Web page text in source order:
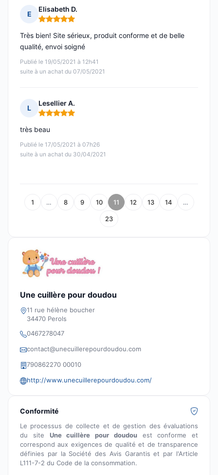
E
Elisabeth D.
Note : 5 sur 5
Publié le 19/05/2021 à 12h41
suite à un achat du 07/05/2021
Très bien! Site sérieux, produit conforme et de belle
qualité, envoi soigné
L
Lesellier A.
Note : 5 sur 5
Publié le 17/05/2021 à 07h26
suite à un achat du 30/04/2021
très beau
1 … 8 9 10 11 12 13 14 …
23
Une cuillère pour doudou
11 rue hélène boucher
34470 Perols
0467278047
contact@unecuillerepourdoudou.com
790862270 00010
http://www.unecuillerepourdoudou.com/
Conformité
Le processus de collecte et de gestion des évaluations
du site Une cuillère pour doudouest conforme et
correspond aux exigences de qualité et de transparence
définies par la Société des Avis Garantis et par l'Article
L111-7-2 du Code de la consommation.